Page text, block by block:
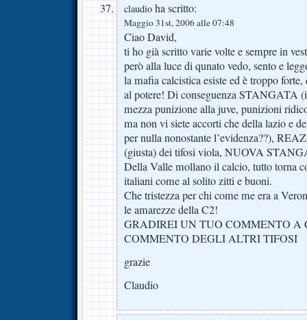
claudio ha scritto:
Maggio 31st, 2006 alle 07:48
Ciao David,
ti ho già scritto varie volte e sempre in
però alla luce di qunato vedo, sento e
la mafia calcistica esiste ed è troppo
al potere! Di conseguenza STANGATA
mezza punizione alla juve, punizioni
ma non vi siete accorti che della lazio e
per nulla nonostante l’evidenza??),
(giusta) dei tifosi viola, NUOVA
Della Valle mollano il calcio, tutto torna
italiani come al solito zitti e buoni.
Che tristezza per chi come me era a
le amarezze della C2!
GRADIREI UN TUO COMMENTO A
COMMENTO DEGLI ALTRI TIFOSI
grazie
Claudio